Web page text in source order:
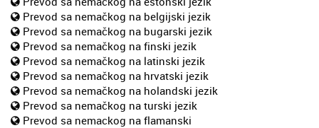
Prevod sa nemačkog na belgijski jezik
Prevod sa nemačkog na bugarski jezik
Prevod sa nemačkog na finski jezik
Prevod sa nemačkog na latinski jezik
Prevod sa nemačkog na hrvatski jezik
Prevod sa nemačkog na holandski jezik
Prevod sa nemačkog na turski jezik
Prevod sa nemackog na flamanski